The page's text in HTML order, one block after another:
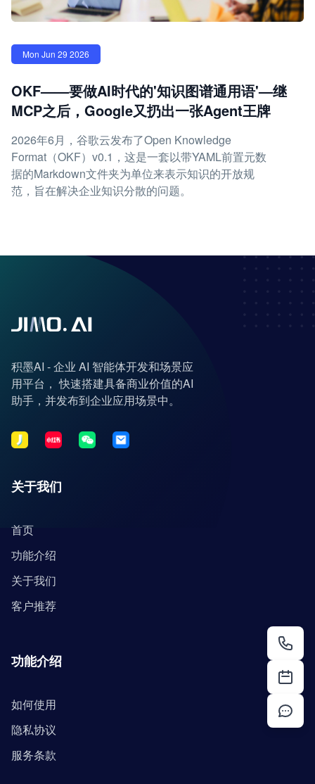
Mon Jun 29 2026
OKF——要做AI时代的'知识图谱通用语'—继
MCP之后，Google又扔出一张Agent王牌
2026年6月，谷歌云发布了Open Knowledge
Format（OKF）v0.1，这是一套以带YAML前置元数
据的Markdown文件夹为单位来表示知识的开放规
范，旨在解决企业知识分散的问题。
积墨AI - 企业 AI 智能体开发和场景应
用平台， 快速搭建具备商业价值的AI
助手，并发布到企业应用场景中。
关于我们
首页
功能介绍
关于我们
客户推荐
功能介绍
如何使用
隐私协议
服务条款